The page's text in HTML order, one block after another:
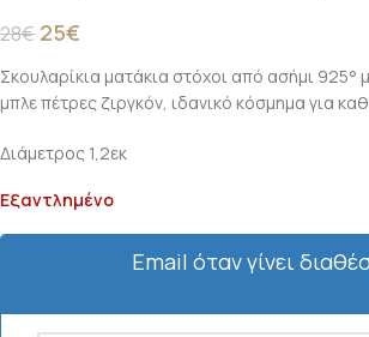
28€ 25€
Σκουλαρίκια ματάκια στόχοι από ασήμι 925°
μπλε πέτρες ζιργκόν, ιδανικό κόσμημα για
Διάμετρος 1,2εκ
Εξαντλημένο
Email όταν γίνει